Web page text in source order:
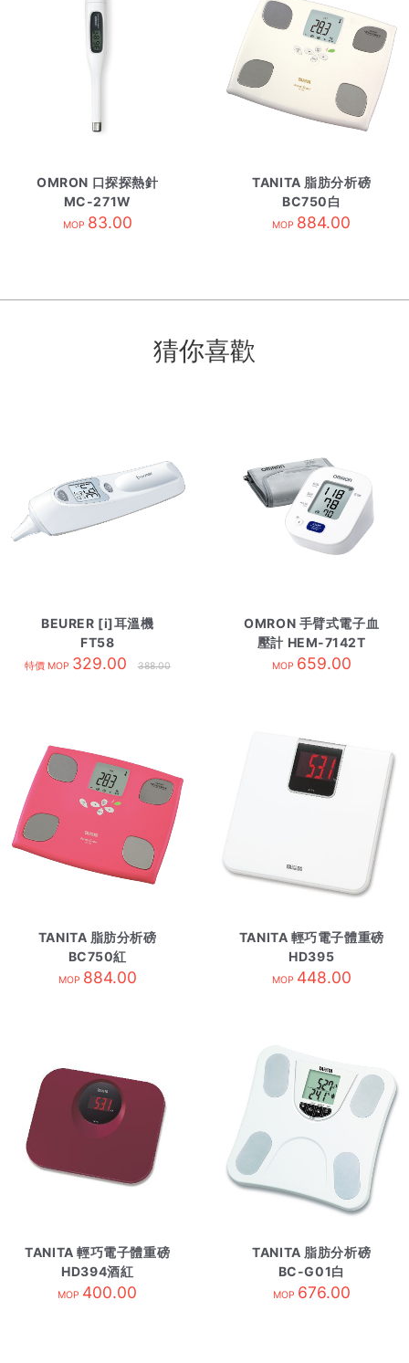
OMRON 口探探熱針
MC-271W
MOP 83.00
TANITA 脂肪分析磅
BC750白
MOP 884.00
猜你喜歡
BEURER [i]耳溫機
FT58
特價 MOP 329.00 388.00
OMRON 手臂式電子血
壓計 HEM-7142T
MOP 659.00
TANITA 脂肪分析磅
BC750紅
MOP 884.00
TANITA 輕巧電子體重磅
HD395
MOP 448.00
TANITA 輕巧電子體重磅
HD394酒紅
MOP 400.00
TANITA 脂肪分析磅
BC-G01白
MOP 676.00